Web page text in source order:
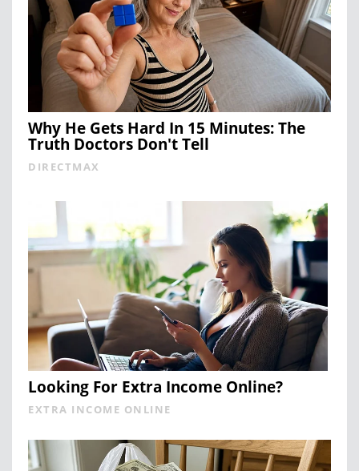
Why He Gets Hard In 15 Minutes: The
Truth Doctors Don't Tell
DIRECTMAX
Looking For Extra Income Online?
EXTRA INCOME ONLINE